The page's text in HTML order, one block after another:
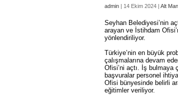
admin | 14 Ekim 2024 | Alt
Seyhan Belediyesi’nin
arayan ve İstihdam
yönlendiriliyor.
Türkiye’nin en büyük
çalışmalarına devam
Ofisi’ni açtı. İş bulmaya
başvuralar personel
Ofisi bünyesinde belirli
eğitimler veriliyor.